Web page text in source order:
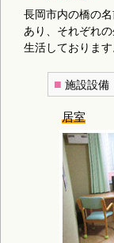
長岡市内の橋の
あり、それぞれ
生活しております
■ 施設設備
居室